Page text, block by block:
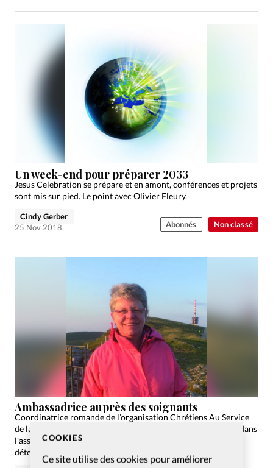
COOKIES
Ce site utilise des cookies pour améliorer
Non classé
Un week-end pour préparer 2033
Jesus Celebration se prépare et en amont, conférences et projets
sont mis sur pied. Le point avec Olivier Fleury.
Cindy Gerber
25 Nov 2018
Abonnés
Ambassadrice auprès des soignants
Coordinatrice romande de l’organisation Chrétiens Au Service
de la Santé (CASS), Marylin Rollier. est également impliquée dans
l’association évangélique Femmes 2000 en Suisse. Engagée et
déterminée, elle s’appuie sur Dieu pour mener à bien tous…